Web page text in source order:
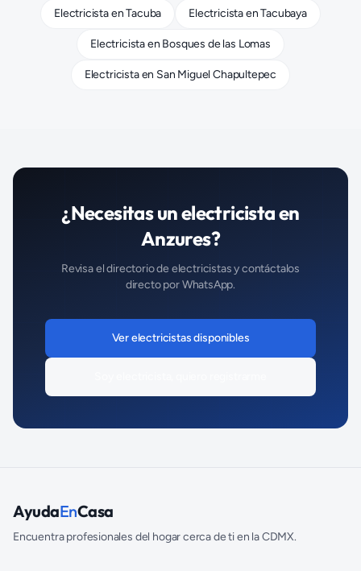
ElectricistaenTacuba ElectricistaenTacubaya
Electricistaen Bosques de las Lomas
Electricistaen San Miguel Chapultepec
¿Necesitas unelectricistaen
Anzures?
Revisa el directorio de electricistasy contáctalos
directo por WhatsApp.
Verelectricistasdisponibles
AyudaEnCasa
Encuentra profesionales del hogar cerca de ti en la CDMX.